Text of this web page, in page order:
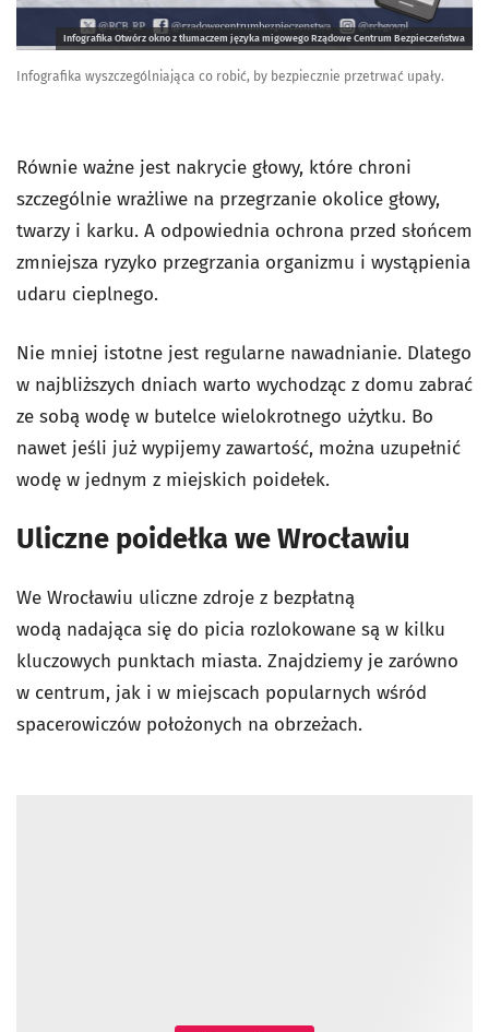
Infografika Otwórz okno z tłumaczem języka migowego Rządowe Centrum Bezpieczeństwa
Infografika wyszczególniająca co robić, by bezpiecznie przetrwać upały.
Równie ważne jest nakrycie głowy, które chroni
szczególnie wrażliwe na przegrzanie okolice głowy,
twarzy i karku. A odpowiednia ochrona przed słońcem
zmniejsza ryzyko przegrzania organizmu i wystąpienia
udaru cieplnego.
Nie mniej istotne jest regularne nawadnianie. Dlatego
w najbliższych dniach warto wychodząc z domu zabrać
ze sobą wodę w butelce wielokrotnego użytku. Bo
nawet jeśli już wypijemy zawartość, można uzupełnić
wodę w jednym z miejskich poidełek.
Uliczne poidełka we Wrocławiu
We Wrocławiu uliczne zdroje z bezpłatną
wodą nadająca się do picia rozlokowane są w kilku
kluczowych punktach miasta. Znajdziemy je zarówno
w centrum, jak i w miejscach popularnych wśród
spacerowiczów położonych na obrzeżach.